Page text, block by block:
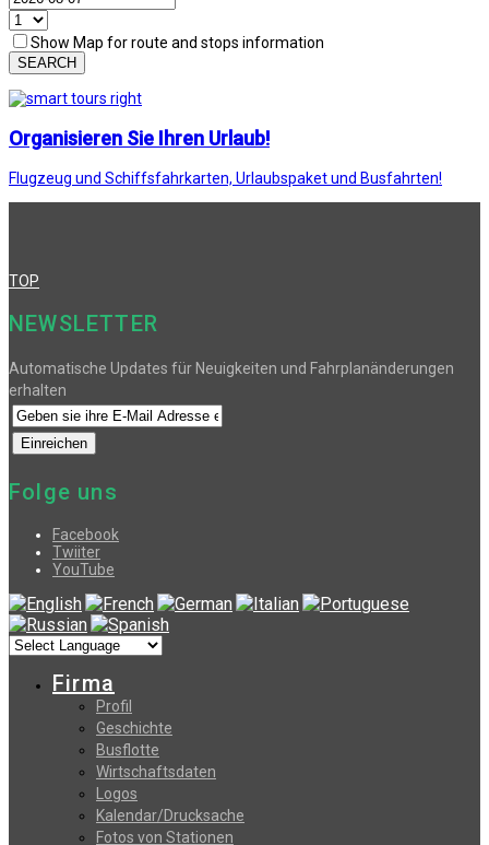
Show Map for route and stops information
SEARCH
Organisieren Sie Ihren Urlaub!
Flugzeug und Schiffsfahrkarten, Urlaubspaket und Busfahrten!
TOP
NEWSLETTER
Automatische Updates für Neuigkeiten und Fahrplanänderungen
erhalten
Folge uns
Facebook
Twiiter
YouTube
Firma
Profil
Geschichte
Busflotte
Wirtschaftsdaten
Logos
Kalendar/Drucksache
Fotos von Stationen